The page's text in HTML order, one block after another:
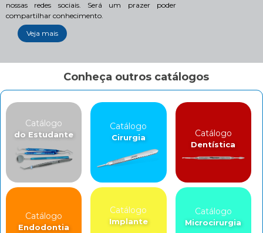
nossas redes sociais. Será um prazer poder
compartilhar conhecimento.
Veja mais
Conheça outros catálogos
Catálogo
do Estudante
Catálogo
Cirurgia Catálogo
Dentística
Catálogo
Endodontia
Catálogo
Implante
Catálogo
Microcirurgia